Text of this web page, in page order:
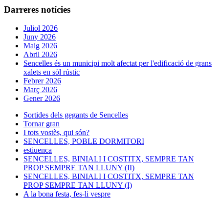
Darreres notícies
Juliol 2026
Juny 2026
Maig 2026
Abril 2026
Sencelles és un municipi molt afectat per l'edificació de grans
xalets en sòl rústic
Febrer 2026
Març 2026
Gener 2026
Sortides dels gegants de Sencelles
Tornar gran
I tots vostès, qui són?
SENCELLES, POBLE DORMITORI
estiuenca
SENCELLES, BINIALI I COSTITX, SEMPRE TAN
PROP SEMPRE TAN LLUNY (II)
SENCELLES, BINIALI I COSTITX, SEMPRE TAN
PROP SEMPRE TAN LLUNY (I)
A la bona festa, fes-li vespre